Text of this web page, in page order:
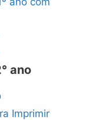
ano
Imprimir